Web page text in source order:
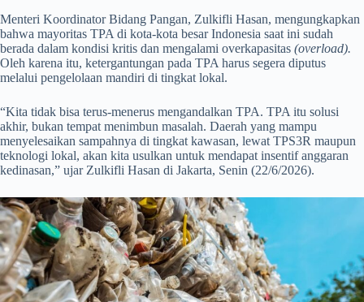
Menteri Koordinator Bidang Pangan, Zulkifli Hasan, mengungkapkan
bahwa mayoritas TPA di kota-kota besar Indonesia saat ini sudah
berada dalam kondisi kritis dan mengalami overkapasitas (overload).
Oleh karena itu, ketergantungan pada TPA harus segera diputus
melalui pengelolaan mandiri di tingkat lokal.
“Kita tidak bisa terus-menerus mengandalkan TPA. TPA itu solusi
akhir, bukan tempat menimbun masalah. Daerah yang mampu
menyelesaikan sampahnya di tingkat kawasan, lewat TPS3R maupun
teknologi lokal, akan kita usulkan untuk mendapat insentif anggaran
kedinasan,” ujar Zulkifli Hasan di Jakarta, Senin (22/6/2026).